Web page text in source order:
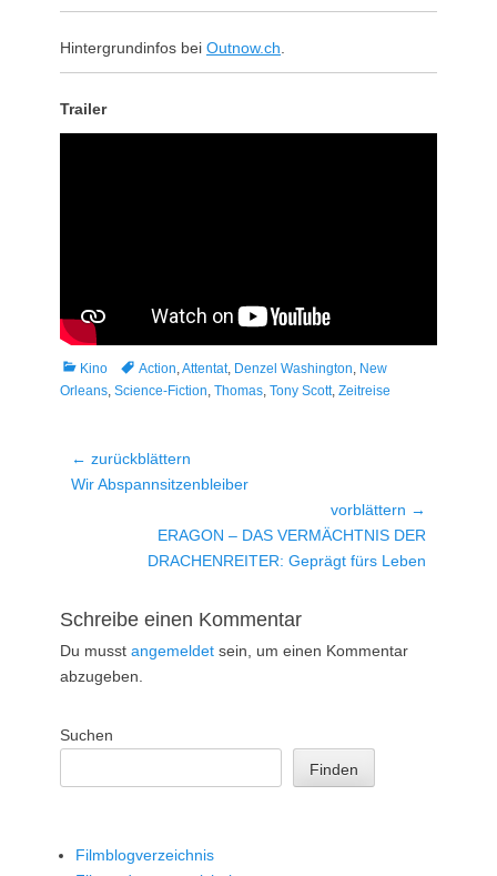
Hintergrundinfos bei Outnow.ch
Trailer
Kategorien
Kino TagsAction,Attentat, Denzel Washington, New
Orleans, Science-Fiction, Thomas, Tony Scott, Zeitreise
Beitragsnavigation
← zurückblättern
Vorheriger
Wir Abspannsitzenbleiber
vorblättern →
ERAGON – DAS VERMÄCHTNIS DER
DRACHENREITER: Geprägt fürs Leben
Schreibe einen Kommentar
Du musst angemeldet sein, um einen Kommentar
abzugeben.
Suchen
Finden
Filmblogverzeichnis